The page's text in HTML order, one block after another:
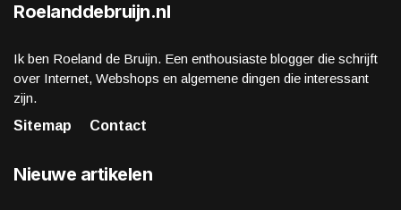
Roelanddebruijn.nl
Ik ben Roeland de Bruijn. Een enthousiaste blogger die schrijft
over Internet, Webshops en algemene dingen die interessant
zijn.
Sitemap
Contact
Nieuwe artikelen